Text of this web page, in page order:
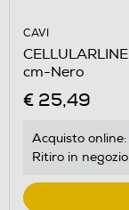
CAVI
cm-Nero
€ 25,49
Acquisto online:
Ritiro in